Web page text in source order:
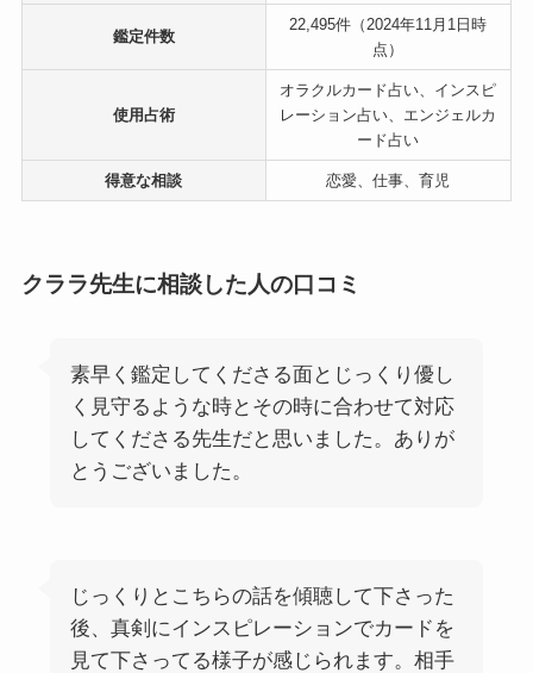
鑑定件数
22,495件（2024年11月1日時
点）
使用占術
オラクルカード占い、インスピ
レーション占い、エンジェルカ
ード占い
得意な相談 恋愛、仕事、育児
クララ先生に相談した人の口コミ
素早く鑑定してくださる面とじっくり優し
く見守るような時とその時に合わせて対応
してくださる先生だと思いました。ありが
とうございました。
じっくりとこちらの話を傾聴して下さった
後、真剣にインスピレーションでカードを
見て下さってる様子が感じられます。相手